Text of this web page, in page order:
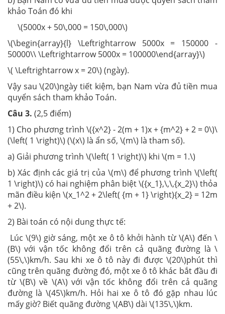
khảo Toán đó khi
\(5000x + 50\,000 = 150\,000\)
\(\begin{array}{l} \Leftrightarrow 5000x = 150000 -
50000\\ \Leftrightarrow 5000x = 100000\end{array}\)
\( \Leftrightarrow x = 20\) (ngày).
Vậy sau \(20\)ngày tiết kiệm, bạn Nam vừa đủ tiền mua
quyển sách tham khảo Toán.
Câu 3. (2,5 điểm)
1) Cho phương trình \({x^2} - 2(m + 1)x + {m^2} + 2 = 0\)\
(\left( 1 \right)\) (\(x\) là ẩn số, \(m\) là tham số).
a) Giải phương trình \(\left( 1 \right)\) khi \(m = 1.\)
b) Xác định các giá trị của \(m\) để phương trình \(\left(
1 \right)\) có hai nghiệm phân biệt \({x_1},\,\,{x_2}\) thỏa
mãn điều kiện \(x_1^2 + 2\left( {m + 1} \right){x_2} = 12m
+ 2\).
2) Bài toán có nội dung thực tế:
Lúc \(9\) giờ sáng, một xe ô tô khởi hành từ \(A\) đến \
(B\) với vận tốc không đổi trên cả quãng đường là \
(55\,\)km/h. Sau khi xe ô tô này đi được \(20\)phút thì
cũng trên quãng đường đó, một xe ô tô khác bắt đầu đi
từ \(B\) về \(A\) với vận tốc không đổi trên cả quãng
đường là \(45\)km/h. Hỏi hai xe ô tô đó gặp nhau lúc
mấy giờ? Biết quãng đường \(AB\) dài \(135\,\)km.